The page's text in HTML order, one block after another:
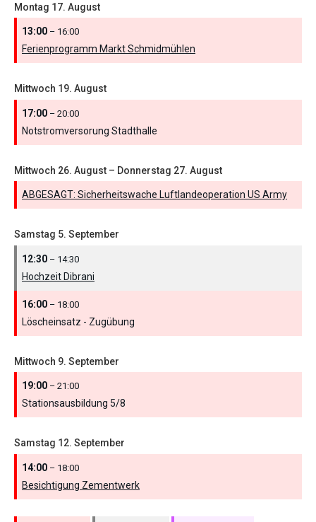
Montag 17. August
13:00 – 16:00
Ferienprogramm Markt Schmidmühlen
Mittwoch 19. August
17:00 – 20:00
Notstromversorung Stadthalle
Mittwoch 26. August – Donnerstag 27. August
ABGESAGT: Sicherheitswache Luftlandeoperation US Army
Samstag 5. September
12:30 – 14:30
Hochzeit Dibrani
16:00 – 18:00
Löscheinsatz - Zugübung
Mittwoch 9. September
19:00 – 21:00
Stationsausbildung 5/8
Samstag 12. September
14:00 – 18:00
Besichtigung Zementwerk